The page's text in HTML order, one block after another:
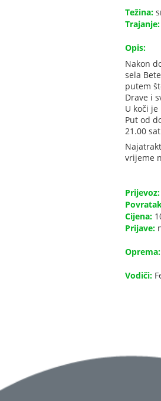
Težina:
Trajanje:
Opis:
Nakon
sela
putem
Drave i
U koči
Put od
21.00
vrijeme
Prijevoz:
Cijena:
Prijave:
Oprema:
Vodiči: